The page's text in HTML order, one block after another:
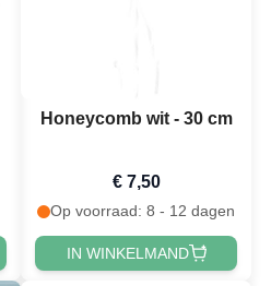
Honeycomb wit - 30 cm
€ 7,50
Op voorraad: 8 - 12 dagen
IN WINKELMAND